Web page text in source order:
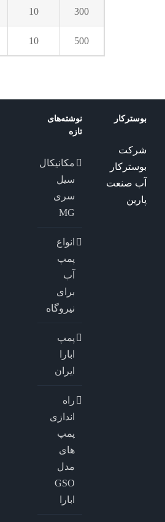
300
10
500
10
بوسترکار
شرکت
بوسترکار
آب صنعت
پارین
نوشته‌های
تازه
مکانیکال
سیل
سری
MG
انواع
پمپ
آب
برای
نیروگاه
پمپ
ابارا
ایران
راه
اندازی
پمپ
های
مدل
GSO
ابارا